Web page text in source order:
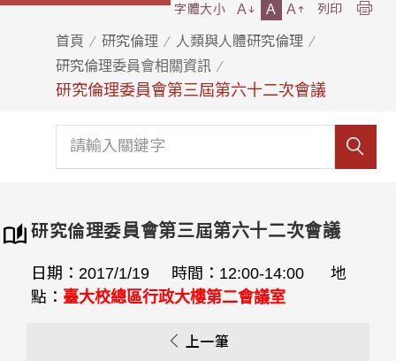
首頁 研究倫理
人類與人體研究倫理
研究倫理委員會相關資訊
研究倫理委員會第三屆第六十二次會議
字體大小 A A A 列印
研究倫理委員會第三屆第六十二次會議
日期：2017/1/19 時間：12:00-14:00 地
點： 臺大校總區行政大樓第二會議室
上一筆